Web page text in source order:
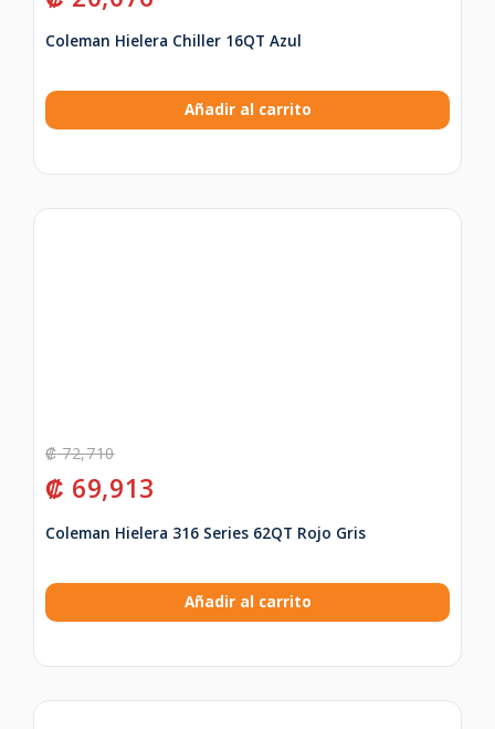
Coleman Hielera Chiller 16QT Azul
Añadir al carrito
₡72,710
₡ 69,913
Coleman Hielera 316 Series 62QT Rojo Gris
Añadir al carrito